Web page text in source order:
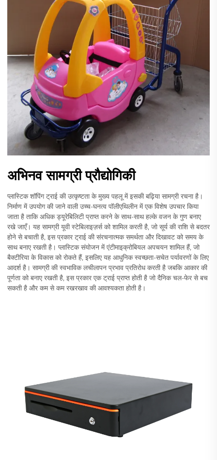
अभिनव सामग्री प्रौद्योगिकी
प्लास्टिक शॉपिंग ट्राई की उत्कृष्टता के मुख्य पहलू में इसकी बढ़िया सामग्री रचना है।
निर्माण में उपयोग की जाने वाली उच्च-घनत्व पॉलीएथिलीन में एक विशेष उपचार किया
जाता है ताकि अधिक ड्यूरेबिलिटी प्राप्त करने के साथ-साथ हल्के वजन के गुण बनाए
रखे जाएँ। यह सामग्री यूवी स्टेबिलाइज़र्स को शामिल करती है, जो सूर्य की राशि से बदतर
होने से बचाती है, इस प्रकार ट्राई की संरचनात्मक समर्थता और दिखावट को समय के
साथ बनाए रखती है। प्लास्टिक संयोजन में एंटीमाइक्रोबियल अपचयन शामिल हैं, जो
बैक्टीरिया के विकास को रोकते हैं, इसलिए यह आधुनिक स्वच्छता-सचेत पर्यावरणों के लिए
आदर्श है। सामग्री की स्वभाविक लचीलापन प्रभाव प्रतिरोध करती है जबकि आकार की
पूर्णता को बनाए रखती है, इस प्रकार एक ट्राई प्राप्त होती है जो दैनिक चल-फेर से बच
सकती है और कम से कम रखरखाव की आवश्यकता होती है।